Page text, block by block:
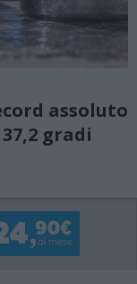
assoluto
gradi